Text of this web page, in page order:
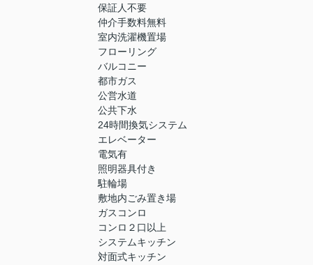
保証人不要
仲介手数料無料
室内洗濯機置場
フローリング
バルコニー
都市ガス
公営水道
公共下水
24時間換気システム
エレベーター
電気有
照明器具付き
駐輪場
敷地内ごみ置き場
ガスコンロ
コンロ２口以上
システムキッチン
対面式キッチン